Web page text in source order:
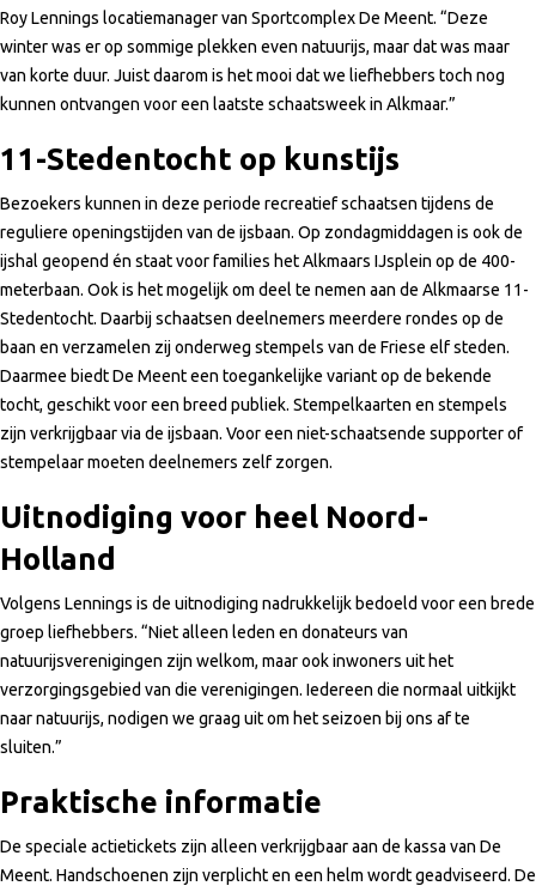
Roy Lennings locatiemanager van Sportcomplex De Meent. “Deze
winter was er op sommige plekken even natuurijs, maar dat was maar
van korte duur. Juist daarom is het mooi dat we liefhebbers toch nog
kunnen ontvangen voor een laatste schaatsweek in Alkmaar.”
11-Stedentocht op kunstijs
Bezoekers kunnen in deze periode recreatief schaatsen tijdens de
reguliere openingstijden van de ijsbaan. Op zondagmiddagen is ook de
ijshal geopend én staat voor families het Alkmaars IJsplein op de 400-
meterbaan. Ook is het mogelijk om deel te nemen aan de Alkmaarse 11-
Stedentocht. Daarbij schaatsen deelnemers meerdere rondes op de
baan en verzamelen zij onderweg stempels van de Friese elf steden.
Daarmee biedt De Meent een toegankelijke variant op de bekende
tocht, geschikt voor een breed publiek. Stempelkaarten en stempels
zijn verkrijgbaar via de ijsbaan. Voor een niet-schaatsende supporter of
stempelaar moeten deelnemers zelf zorgen.
Uitnodiging voor heel Noord-
Holland
Volgens Lennings is de uitnodiging nadrukkelijk bedoeld voor een brede
groep liefhebbers. “Niet alleen leden en donateurs van
natuurijsverenigingen zijn welkom, maar ook inwoners uit het
verzorgingsgebied van die verenigingen. Iedereen die normaal uitkijkt
naar natuurijs, nodigen we graag uit om het seizoen bij ons af te
sluiten.”
Praktische informatie
De speciale actietickets zijn alleen verkrijgbaar aan de kassa van De
Meent. Handschoenen zijn verplicht en een helm wordt geadviseerd. De